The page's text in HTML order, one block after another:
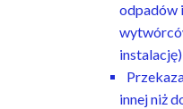
odpadów
instalację)
innej niż